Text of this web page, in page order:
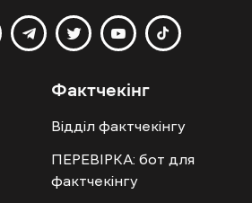
Фактчекінг
Відділ фактчекінгу
ПЕРЕВІРКА: бот для
фактчекінгу